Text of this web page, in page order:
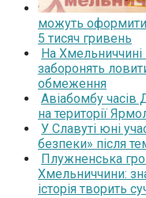
можуть
5 тисяч гривень
На
заборонять
обмеження
Авіабомбу часів
на території
У Славуті юні
безпеки» після
Плужненська
Хмельниччини:
історія творить